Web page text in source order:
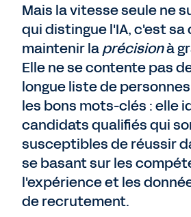
Mais la vitesse seule ne
qui distingue l'IA, c'est
maintenir laprécisionà
Elle ne se contente pas
longue liste de
les bons mots-clés : elle
candidats qualifiés qui
susceptibles de réussir
se basant sur les
l'expérience et les
de recrutement.